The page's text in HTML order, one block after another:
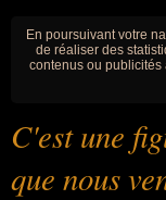
En poursuivant votre
de réaliser des
contenus ou publicités
C'est une
que nous